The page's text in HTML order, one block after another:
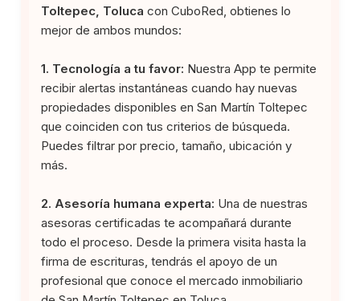
Toltepec, Toluca con CuboRed, obtienes lo
mejor de ambos mundos:
1. Tecnología a tu favor: Nuestra App te permite
recibir alertas instantáneas cuando hay nuevas
propiedades disponibles en San Martín Toltepec
que coinciden con tus criterios de búsqueda.
Puedes filtrar por precio, tamaño, ubicación y
más.
2. Asesoría humana experta: Una de nuestras
asesoras certificadas te acompañará durante
todo el proceso. Desde la primera visita hasta la
firma de escrituras, tendrás el apoyo de un
profesional que conoce el mercado inmobiliario